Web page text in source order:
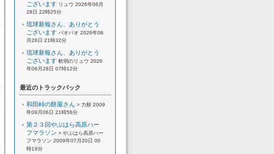
ございます リュウ 2026年06月
28日 22時25分
琉球新報さん、ありがとう
ございます パオパオ 2026年06
月28日 21時32分
琉球新報さん、ありがとう
ございます 軟弱のリュウ 2026
年06月28日 07時12分
最近のトラックバック
和田峠の餅屋さん > 力餅 2009
年09月06日 21時56分
第２３回やぶはら高原ハー
フマラソン > やぶはら高原ハー
フマラソン 2009年07月20日 00
時19分